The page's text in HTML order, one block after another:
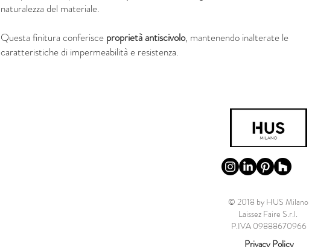
naturalezza del materiale.
Questa finitura conferisce proprietà antiscivolo, mantenendo inalterate le
caratteristiche di impermeabilità e resistenza.
© 2018 by HUS Milano
Laissez Faire S.r.l.
P.IVA 09888670966
Privacy Policy